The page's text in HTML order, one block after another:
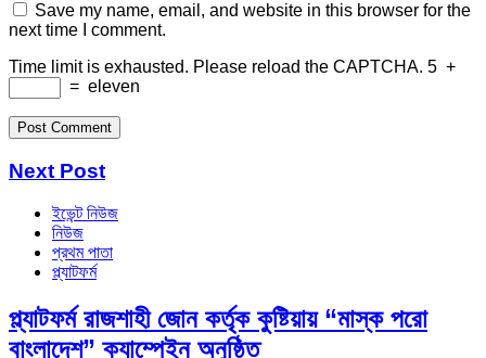
Save my name, email, and website in this browser for the
next time I comment.
Time limit is exhausted. Please reload the CAPTCHA. 5 +
= eleven
Next Post
ইভেন্ট নিউজ
নিউজ
প্রথম পাতা
প্ল্যাটফর্ম
প্ল্যাটফর্ম রাজশাহী জোন কর্তৃক কুষ্টিয়ায় “মাস্ক পরো
বাংলাদেশ” ক্যাম্পেইন অনুষ্ঠিত